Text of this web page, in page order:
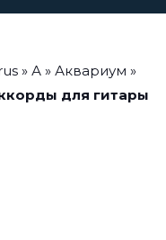
» А » Аквариум »
для гитары